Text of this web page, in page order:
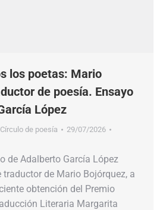
los poetas: Mario
de poesía. Ensayo
López
Círculo de poesía
29/07/2026
de Adalberto García López
traductor de Mario Bojórquez, a
obtención del Premio
Literaria Margarita